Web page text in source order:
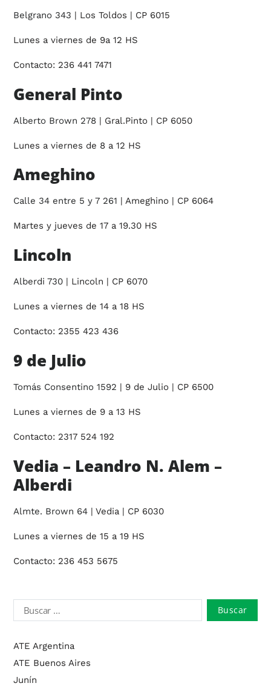
Belgrano 343 | Los Toldos | CP 6015
Lunes a viernes de 9a 12 HS
Contacto: 236 441 7471
General Pinto
Alberto Brown 278 | Gral.Pinto | CP 6050
Lunes a viernes de 8 a 12 HS
Ameghino
Calle 34 entre 5 y 7 261 | Ameghino | CP 6064
Martes y jueves de 17 a 19.30 HS
Lincoln
Alberdi 730 | Lincoln | CP 6070
Lunes a viernes de 14 a 18 HS
Contacto: 2355 423 436
9 de Julio
Tomás Consentino 1592 | 9 de Julio | CP 6500
Lunes a viernes de 9 a 13 HS
Contacto: 2317 524 192
Vedia – Leandro N. Alem –
Alberdi
Almte. Brown 64 | Vedia | CP 6030
Lunes a viernes de 15 a 19 HS
Contacto: 236 453 5675
ATE Argentina
ATE Buenos Aires
Junín